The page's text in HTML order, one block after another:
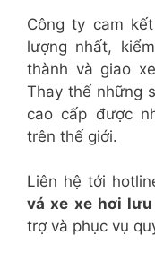
Công ty cam kết
lượng nhất,
thành và giao
Thay thế những
cao cấp được
trên thế giới.
Liên hệ tới
vá xe xe hơi
trợ và phục vụ